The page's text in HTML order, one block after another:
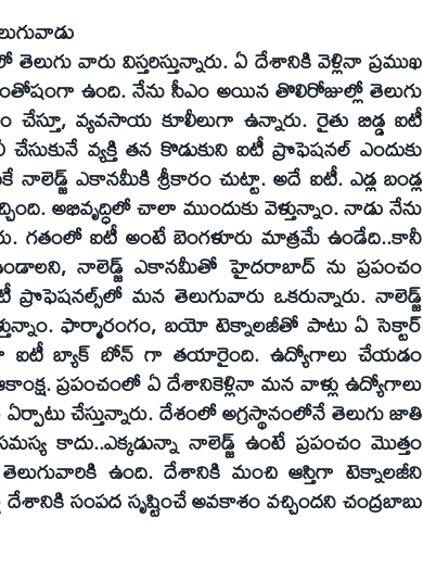
వారు విస్తరిస్తున్నారు. ఏ దేశానికి వెళ్లినా ప్రముఖ
ఉంది. నేను సీఎం అయిన తొలిరోజుల్లో తెలుగు
వ్యవసాయ కూలీలుగా ఉన్నారు. రైతు బిడ్డ ఐటీ
వ్యక్తి తన కొడుకుని ఐటీ ప్రొఫెషనల్‌ ఎందుకు
ఎకానమీకి శ్రీకారం చుట్టా. అదే ఐటీ. ఎడ్ల బండ్ల
అభివృద్ధిలో చాలా ముందుకు వెళ్తున్నాం. నాడు నేను
గతంలో ఐటీ అంటే బెంగళూరు మాత్రమే ఉండేది..కానీ
నాలెడ్జ్‌ ఎకానమీతో హైదరాబాద్‌ ను ప్రపంచం
ప్రొఫెషనల్స్‌లో మన తెలుగువారు ఒకరున్నారు. నాలెడ్జ్‌
ఫార్మారంగం, బయో టెక్నాలజీతో పాటు ఏ సెక్టార్‌
ఐటీ బ్యాక్‌ బోన్‌ గా తయారైంది. ఉద్యోగాలు చేయడం
ప్రపంచంలో ఏ దేశానికెళ్లినా మన వాళ్లు ఉద్యోగాలు
ఏర్పాటు చేస్తున్నారు. దేశంలో అగ్రస్థానంలోనే తెలుగు జాతి
కాదు..ఎక్కడున్నా నాలెడ్జ్‌ ఉంటే ప్రపంచం మొత్తం
ఉంది. దేశానికి మంచి ఆస్తిగా టెక్నాలజీని
సంపద సృష్టించే అవకాశం వచ్చిందని చంద్రబాబు